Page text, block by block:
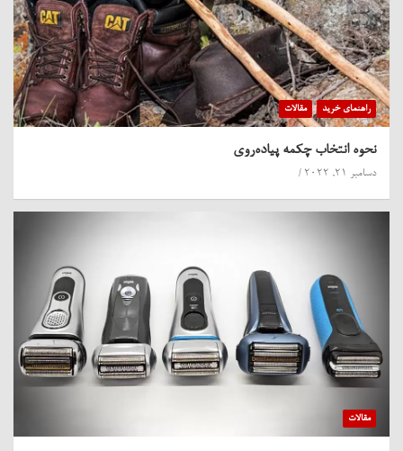
راهنمای خرید مقالات
نحوه انتخاب چکمه پیاده‌روی
دسامبر 21, 2022
مقالات